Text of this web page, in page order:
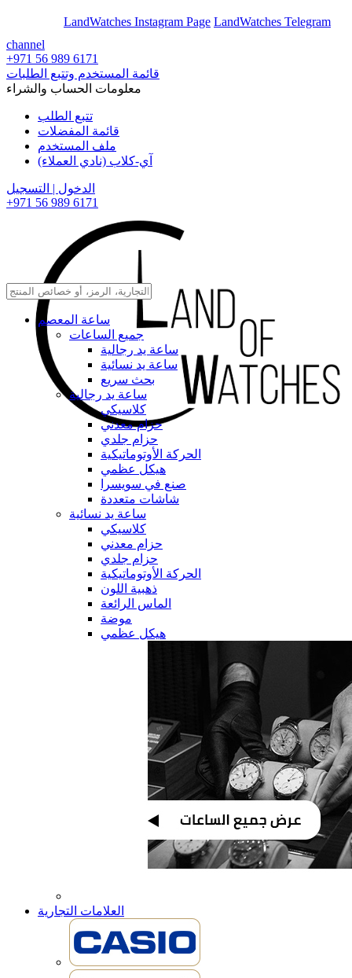
LandWatches Instagram Page LandWatches Telegram
channel
+971 56 989 6171
قائمة المستخدم وتتبع الطلبات
معلومات الحساب والشراء
تتبع الطلب
قائمة المفضلات
ملف المستخدم
آي-كلاب (نادي العملاء)
الدخول | التسجيل
+971 56 989 6171
ساعة المعصم
جميع الساعات
ساعة يد رجالية
ساعة يد نسائية
بحث سريع
ساعة يد رجالية
كلاسيكي
حزام معدني
حزام جلدي
الحركة الأوتوماتيكية
هيكل عظمي
صنع في سويسرا
شاشات متعددة
ساعة يد نسائية
كلاسيكي
حزام معدني
حزام جلدي
الحركة الأوتوماتيكية
ذهبية اللون
الماس الرائعة
موضة
هيكل عظمي
العلامات التجارية